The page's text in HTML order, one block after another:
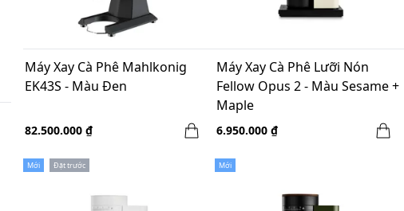
Máy Xay Cà Phê Mahlkonig
EK43S - Màu Đen
82.500.000 ₫
Máy Xay Cà Phê Lưỡi Nón
Fellow Opus 2 - Màu Sesame +
Maple
6.950.000 ₫
Mới Đặt trước Mới